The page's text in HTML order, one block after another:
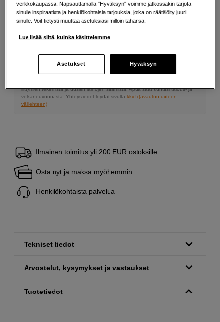
Esimerkki: 36 kk, 118 EUR/kk, yhteensä 4 253 EUR, todellinen vuosikorko
Lainaaminen maksaa! Jos et pysty maksamaan velkaa ajoissa, saatat
liittymien tekemistä ja uusien lainojen saamista. Apua saat kuntasi talous- ja
velkaneuvonnasta. Yhteystiedot löydät sivulta kkv.fi (avautuu uuteen
välilehteen)
Ilmainen toimitus yli 200 EUR ostoksille
Osta nyt ja maksa myöhemmin
Henkilökohtaista palvelua
Tekniset tiedot
Arvostelut, kysymykset ja vastaukset
Tuotetiedot
verkkokaupassa. Napsauttamalla "Hyväksyn" voimme jatkossakin tarjota
sinulle inspiraatiota ja henkilökohtaisia tarjouksia, jotka on räätälöity juuri
sinulle. Voit tietysti muuttaa asetuksiasi milloin tahansa.
Lue lisää siitä, kuinka käsittelemme
Asetukset Hyväksyn